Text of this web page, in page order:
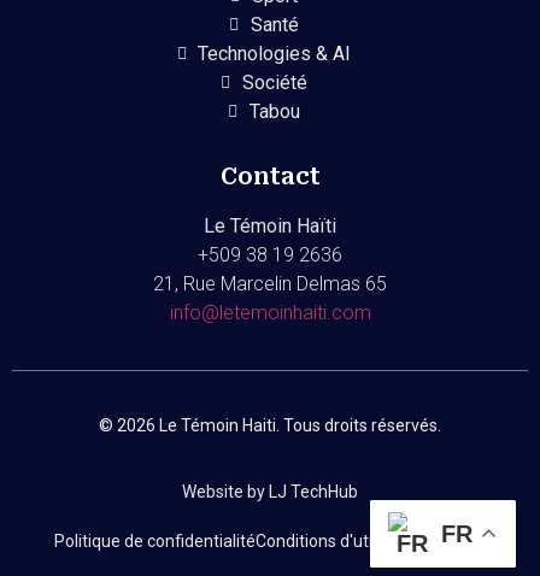
Santé
Technologies & AI
Société
Tabou
Contact
Le Témoin Haïti
+509 38 19 2636
21, Rue Marcelin Delmas 65
info@letemoinhaiti.com
© 2026 Le Témoin Haiti. Tous droits réservés.
Website by LJ TechHub
Politique de confidentialitéConditions d'utilisationContact
FR